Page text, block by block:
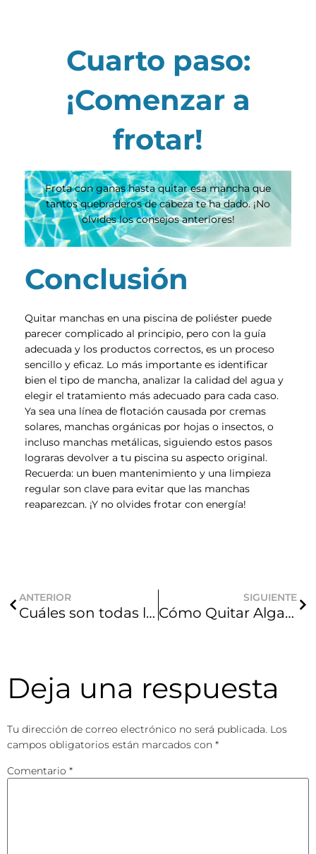
Cuarto paso:
¡Comenzar a
frotar!
Frota con ganas hasta quitar esa mancha que
tantos quebraderos de cabeza te ha dado. ¡No
olvides los consejos anteriores!
Conclusión
Quitar manchas en una piscina de poliéster puede
parecer complicado al principio, pero con la guía
adecuada y los productos correctos, es un proceso
sencillo y eficaz. Lo más importante es identificar
bien el tipo de mancha, analizar la calidad del agua y
elegir el tratamiento más adecuado para cada caso.
Ya sea una línea de flotación causada por cremas
solares, manchas orgánicas por hojas o insectos, o
incluso manchas metálicas, siguiendo estos pasos
lograras devolver a tu piscina su aspecto original.
Recuerda: un buen mantenimiento y una limpieza
regular son clave para evitar que las manchas
reaparezcan. ¡Y no olvides frotar con energía!
ANTERIOR
Cuáles son todas las Partes de una Piscina de Poliéster
SIGUIENTE
Cómo Quitar Algas de la Piscina de Forma Efectiva y Prevenir su Reaparición
Deja una respuesta
Tu dirección de correo electrónico no será publicada. Los
campos obligatorios están marcados con *
Comentario *